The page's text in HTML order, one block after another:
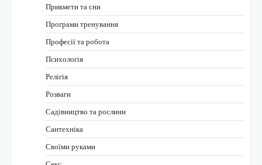
Прикмети та сни
Програми тренування
Професії та робота
Психологія
Релігія
Розваги
Садівництво та рослини
Сантехніка
Своїми руками